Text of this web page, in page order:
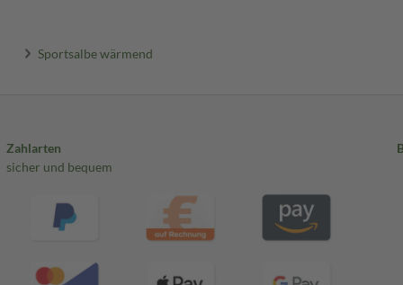
Sportsalbe wärmend
Zahlarten
sicher und bequem